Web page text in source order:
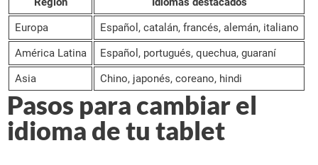
Europa
Español, catalán, francés, alemán, italiano
América Latina
Español, portugués, quechua, guaraní
Asia
Chino, japonés, coreano, hindi
Pasos para cambiar el
idioma de tu tablet